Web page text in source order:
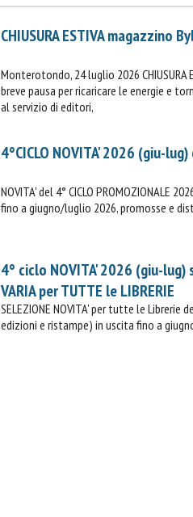
CHIUSURA ESTIVA magazzino
Monterotondo, 24 luglio 2026 CHIUSURA
breve pausa per ricaricare le energie e
al servizio di editori,
4°CICLO NOVITA' 2026 (giu-
NOVITA' del 4° CICLO PROMOZIONALE
fino a giugno/luglio 2026, promosse e
4° ciclo NOVITA' 2026 (giu-lug)
VARIA per TUTTE le LIBRERIE
SELEZIONE NOVITA' per tutte le Librerie
edizioni e ristampe) in uscita fino a